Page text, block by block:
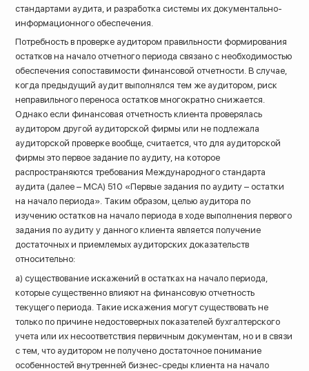
стандартами аудита, и разработка системы их документально-
информационного обеспечения.
Потребность в проверке аудитором правильности формирования
остатков на начало отчетного периода связано с необходимостью
обеспечения сопоставимости финансовой отчетности. В случае,
когда предыдущий аудит выполнялся тем же аудитором, риск
неправильного переноса остатков многократно снижается.
Однако если финансовая отчетность клиента проверялась
аудитором другой аудиторской фирмы или не подлежала
аудиторской проверке вообще, считается, что для аудиторской
фирмы это первое задание по аудиту, на которое
распространяются требования Международного стандарта
аудита (далее – МСА) 510 «Первые задания по аудиту – остатки
на начало периода». Таким образом, целью аудитора по
изучению остатков на начало периода в ходе выполнения первого
задания по аудиту у данного клиента является получение
достаточных и приемлемых аудиторских доказательств
относительно:
а) существование искажений в остатках на начало периода,
которые существенно влияют на финансовую отчетность
текущего периода. Такие искажения могут существовать не
только по причине недостоверных показателей бухгалтерского
учета или их несоответствия первичным документам, но и в связи
с тем, что аудитором не получено достаточное понимание
особенностей внутренней бизнес-среды клиента на начало